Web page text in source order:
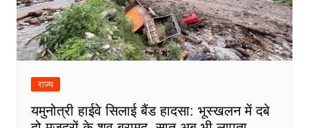
राज्य
यमुनोत्री हाईवे सिलाई बैंड हादसा: भूस्खलन में दबे